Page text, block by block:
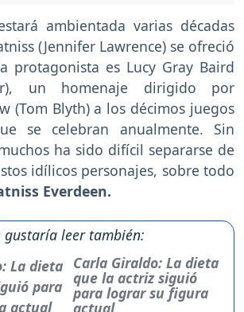
ambientada varias décadas
(Jennifer Lawrence) se ofreció
protagonista es Lucy Gray Baird
un homenaje dirigido por
(Tom Blyth) a los décimos juegos
se celebran anualmente. Sin
ha sido difícil separarse de
idílicos personajes, sobre todo
Everdeen.
gustaría leer también:
Carla Giraldo: La dieta
que la actriz siguió
para lograr su figura
actual